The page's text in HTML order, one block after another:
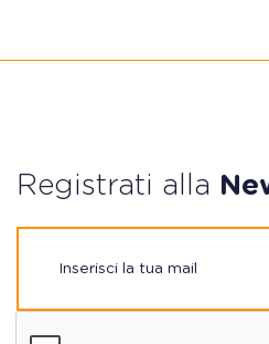
Registrati alla